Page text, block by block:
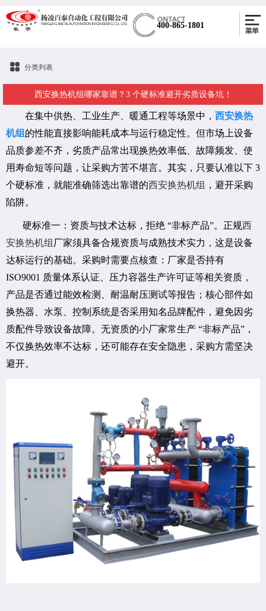
400-865-1801
分类列表
西安换热机组哪家靠谱？3 个硬标准避开劣质设备坑！
在集中供热、工业生产、暖通工程等场景中， 西安换热
机组 的性能直接影响能耗成本与运行稳定性。但市场上设备
品质参差不齐，劣质产品常出现换热效率低、故障频发、使
用寿命短等问题，让采购方苦不堪言。其实，只要认准以下 3
个硬标准，就能准确筛选出靠谱的西安换热机组 ，避开采购
陷阱。
硬标准一：资质与技术达标，拒绝 “非标产品”。正规西
安换热机组 厂家须具备合规资质与成熟技术实力，这是设备
达标运行的基础。采购时需要点核查：厂家是否持有
ISO9001 质量体系认证、压力容器生产许可证等相关资质，
产品是否通过能效检测、耐温耐压测试等报告；核心部件如
换热器、水泵、控制系统是否采用知名品牌配件，避免因劣
质配件导致设备故障。无资质的小厂家常生产 “非标产品”，
不仅换热效率不达标，还可能存在安全隐患，采购方需坚决
避开。